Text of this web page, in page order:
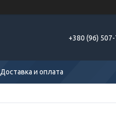
+380 (96)
Доставка и оплата